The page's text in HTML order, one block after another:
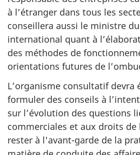
à l’étranger dans tous les
conseillera aussi le ministre
international quant à
des méthodes de
orientations futures de
L’organisme consultatif devra
formuler des conseils à
sur l’évolution des questions
commerciales et aux droits
rester à l'avant-garde de la